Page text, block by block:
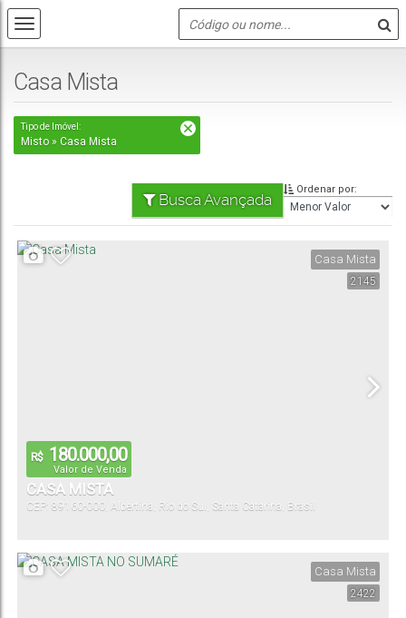
Casa Mista
Tipo de Imóvel:
Misto » Casa Mista
Busca Avançada
Ordenar por:
2145
Casa Mista
R$ 180.000,00
Valor de Venda
CASA MISTA
CEP: 89160-000 Albertina Rio do Sul Santa Catarina Brasil
2422
Casa Mista